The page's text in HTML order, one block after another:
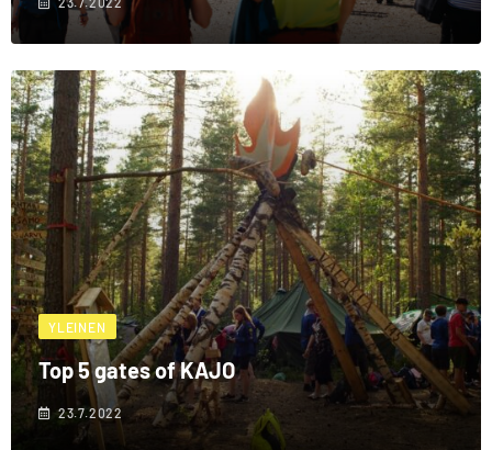
YLEINEN
Top 5 gates of KAJO
23.7.2022